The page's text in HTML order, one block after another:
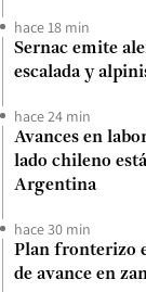
hace 18 min
Sernac emite
escalada y
hace 24 min
Avances en
lado chileno
Argentina
hace 30 min
Plan fronterizo
de avance en